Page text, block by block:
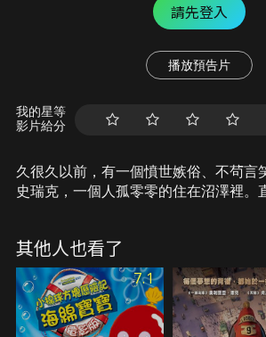
請先登入
播放預告片
我的星等
影片給分
久很久以前，有一個憤世嫉俗、不茍言
史瑞克，一個人孤零零的住在沼澤裡。
件：救出美麗的菲奧娜公主。但是當他
主竟然深藏了一個可怕的秘密，事情
其他人也看了
7.1